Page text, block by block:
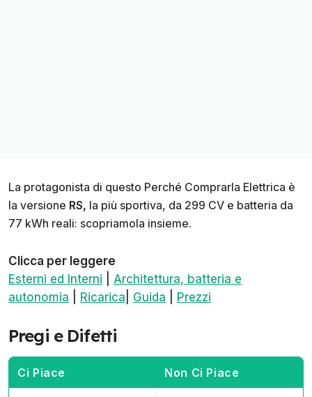
La protagonista di questo Perché Comprarla Elettrica è
la versione RS, la più sportiva, da 299 CV e batteria da
77 kWh reali: scopriamola insieme.
Clicca per leggere
Esterni ed Interni
Architettura, batteria e
autonomia
Ricarica Guida Prezzi
Pregi e Difetti
Ci Piace Non Ci Piace